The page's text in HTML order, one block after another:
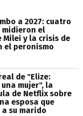
a 2027: cuatro
el
Milei y la crisis de
el peronismo
de "Elize:
mujer", la
de Netflix sobre
esposa que
su marido